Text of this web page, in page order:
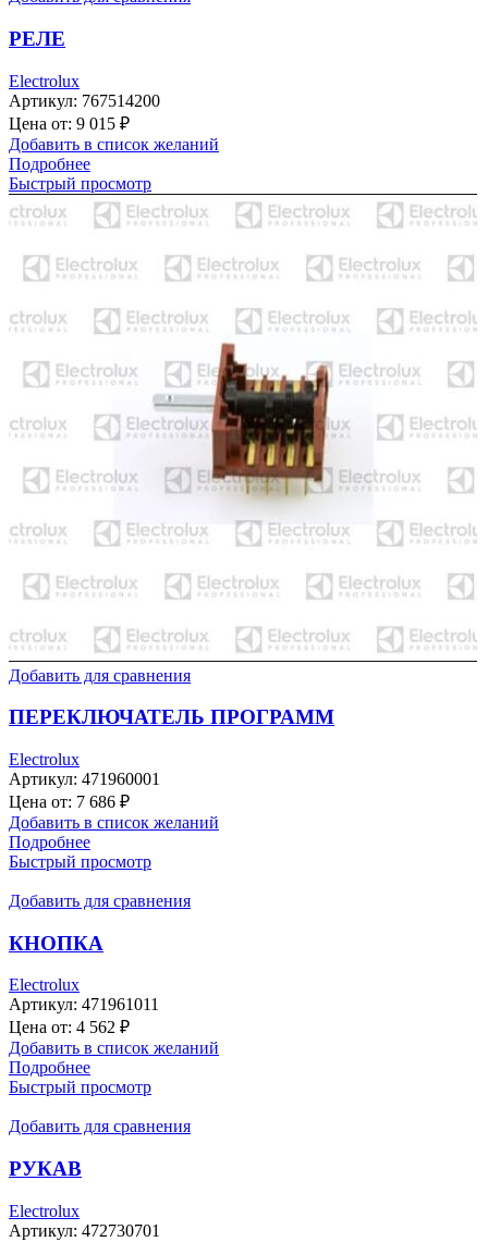
РЕЛЕ
Electrolux
Артикул: 767514200
Цена от: 9 015 ₽
Добавить в список желаний
Подробнее
Быстрый просмотр
Добавить для сравнения
ПЕРЕКЛЮЧАТЕЛЬ ПРОГРАММ
Electrolux
Артикул: 471960001
Цена от: 7 686 ₽
Добавить в список желаний
Подробнее
Быстрый просмотр
Добавить для сравнения
КНОПКА
Electrolux
Артикул: 471961011
Цена от: 4 562 ₽
Добавить в список желаний
Подробнее
Быстрый просмотр
Добавить для сравнения
РУКАВ
Electrolux
Артикул: 472730701